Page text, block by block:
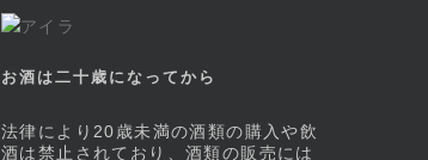
お酒は二十歳になってから
法律により20歳未満の酒類の購入や飲
酒は禁止されており、酒類の販売には